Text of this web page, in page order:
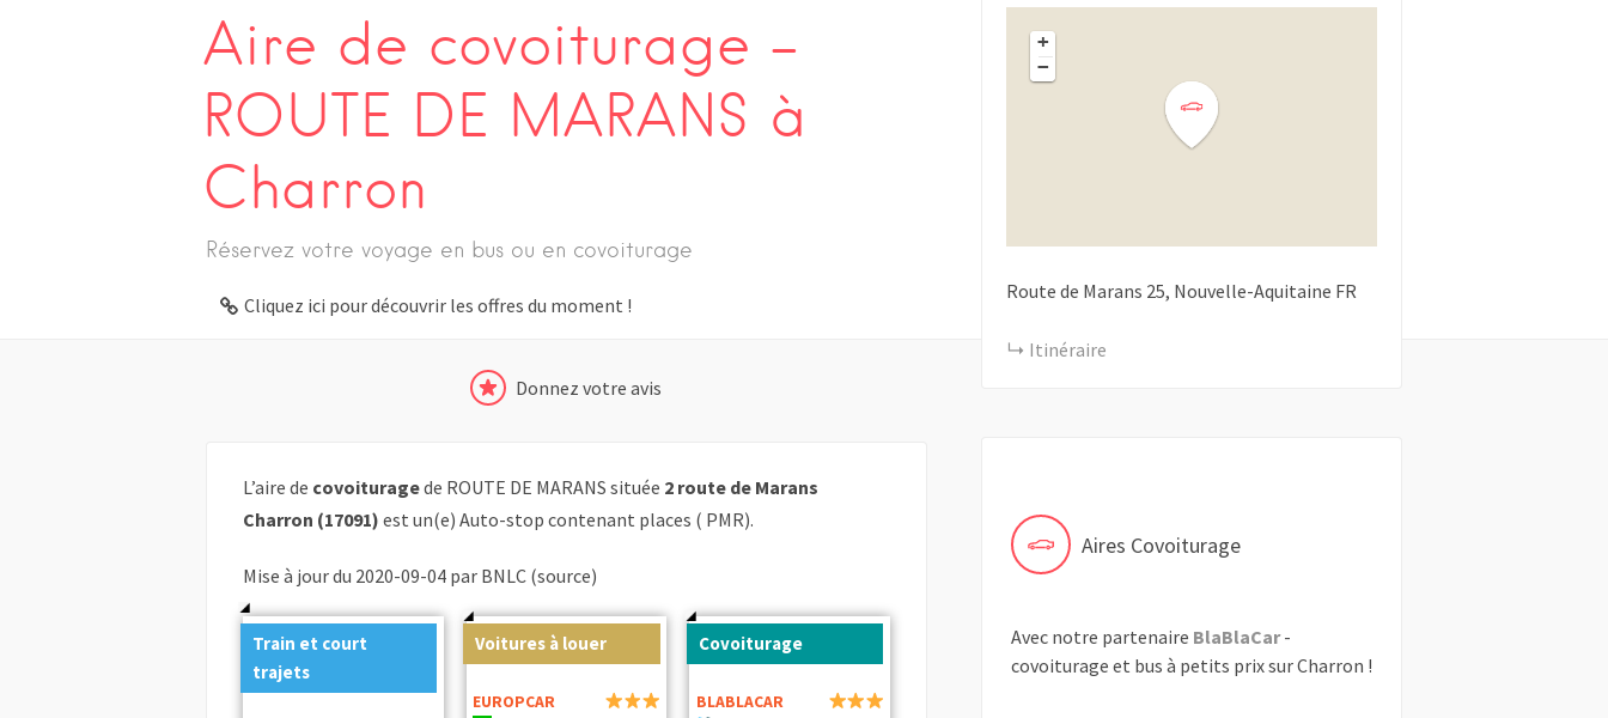
Aire de covoiturage –
ROUTE DE MARANS à
Charron
Réservez votre voyage en bus ou en covoiturage
Cliquez ici pour découvrir les offres du moment !
Donnez votre avis
L’aire de covoituragede ROUTE DE MARANS située 2 route de Marans
Charron (17091) est un(e) Auto-stop contenant places ( PMR).
Mise à jour du 2020-09-04 par BNLC (source)
Train et court
trajets
Voitures à louer
EUROPCAR
Covoiturage
BLABLACAR
+
−
Route de Marans 25 Nouvelle-Aquitaine FR
Itinéraire
Aires Covoiturage
Avec notre partenaire BlaBlaCar-
covoiturage et bus à petits prix sur Charron !